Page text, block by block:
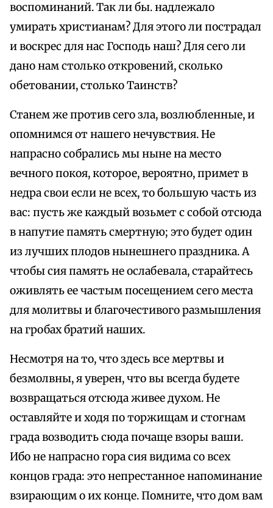
воспоминаний. Так ли бы. надлежало
умирать христианам? Для этого ли пострадал
и воскрес для нас Господь наш? Для сего ли
дано нам столько откровений, сколько
обетовании, столько Таинств?
Станем же против сего зла, возлюбленные, и
опомнимся от нашего нечувствия. Не
напрасно собрались мы ныне на место
вечного покоя, которое, вероятно, примет в
недра свои если не всех, то большую часть из
вас: пусть же каждый возьмет с собой отсюда
в напутие память смертную; это будет один
из лучших плодов нынешнего праздника. А
чтобы сия память не ослабевала, старайтесь
оживлять ее частым посещением сего места
для молитвы и благочестивого размышления
на гробах братий наших.
Несмотря на то, что здесь все мертвы и
безмолвны, я уверен, что вы всегда будете
возвращаться отсюда живее духом. Не
оставляйте и ходя по торжищам и стогнам
града возводить сюда почаще взоры ваши.
Ибо не напрасно гора сия видима со всех
концов града: это непрестанное напоминание
взирающим о их конце. Помните, что дом вам